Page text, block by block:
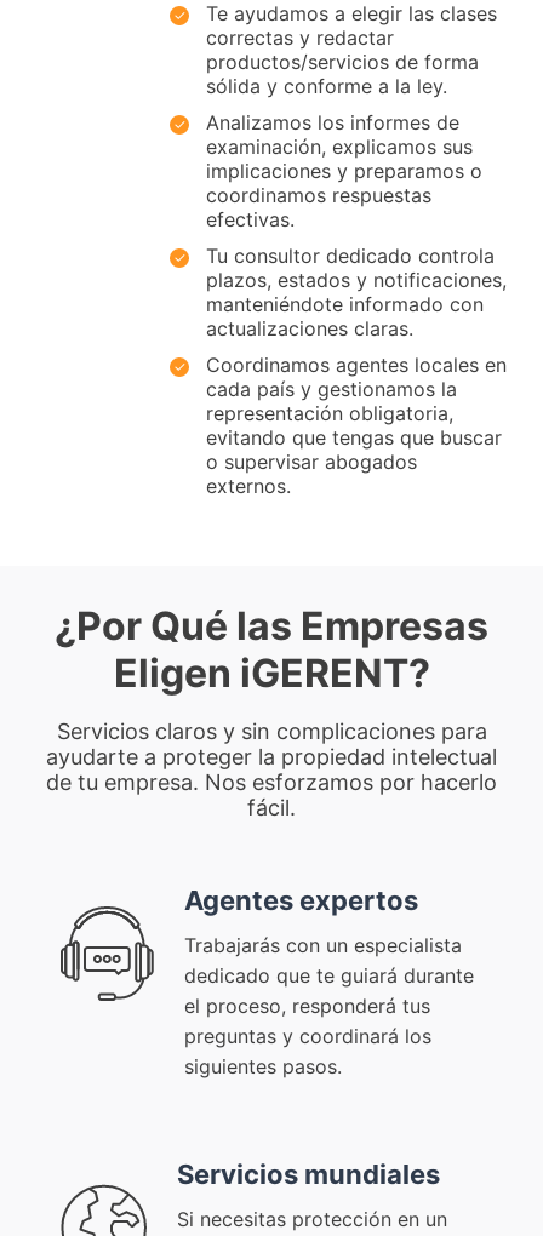
Te ayudamos a elegir las clases
correctas y redactar
productos/servicios de forma
sólida y conforme a la ley.
Analizamos los informes de
examinación, explicamos sus
implicaciones y preparamos o
coordinamos respuestas
efectivas.
Tu consultor dedicado controla
plazos, estados y notificaciones,
manteniéndote informado con
actualizaciones claras.
Coordinamos agentes locales en
cada país y gestionamos la
representación obligatoria,
evitando que tengas que buscar
o supervisar abogados
externos.
¿Por Qué las Empresas
Eligen iGERENT?
Servicios claros y sin complicaciones para
ayudarte a proteger la propiedad intelectual
de tu empresa. Nos esforzamos por hacerlo
fácil.
Agentes expertos
Trabajarás con un especialista
dedicado que te guiará durante
el proceso, responderá tus
preguntas y coordinará los
siguientes pasos.
Servicios mundiales
Si necesitas protección en un